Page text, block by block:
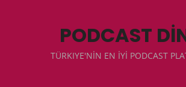
PODCAST
TÜRKIYE'NİN EN İYİ PODCAST